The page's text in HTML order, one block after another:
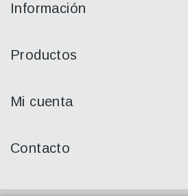
Información
Productos
Mi cuenta
Contacto